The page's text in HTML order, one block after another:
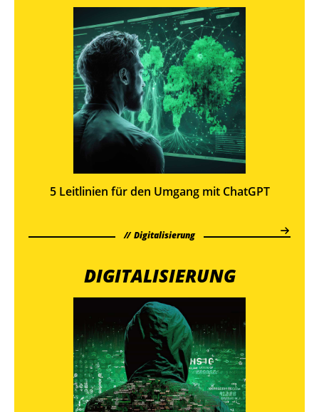
5 Leitlinien für den Umgang mit ChatGPT
Digitalisierung
DIGITALISIERUNG